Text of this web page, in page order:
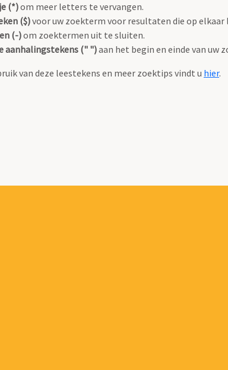
(*)om meer letters te vervangen.
($)voor uw zoekterm voor resultaten die op elkaar
(-)om zoektermen uit te sluiten.
aanhalingstekens (" ")aan het begin en einde van uw
van deze leestekens en meer zoektips vindt u hier.